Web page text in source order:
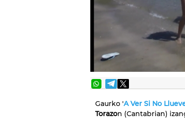
Gaurko 'A Ver Si No
Torazon (Cantabrian)